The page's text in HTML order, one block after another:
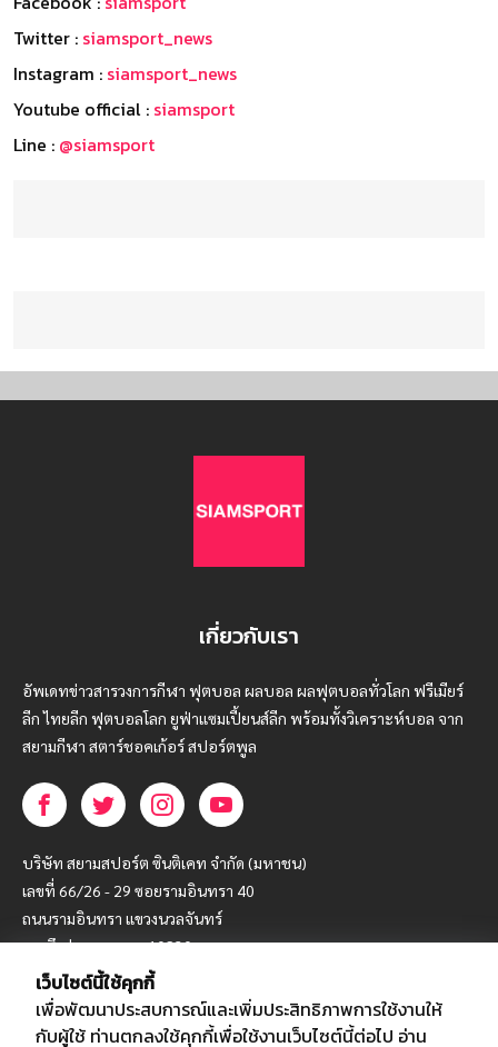
Twitter : siamsport_news
Instagram : siamsport_news
Youtube official : siamsport
Line : @siamsport
เกี่ยวกับเรา
อัพเดทข่าวสารวงการกีฬา ฟุตบอล ผลบอล ผลฟุตบอลทั่วโลก ฟรีเมียร์
ลีก ไทยลีก ฟุตบอลโลก ยูฟ่าแซมเปี้ยนส์ลีก พร้อมทั้งวิเคราะห์บอล จาก
สยามกีฬา สตาร์ชอคเก้อร์ สปอร์ตพูล
บริษัท สยามสปอร์ต ซินติเคท จำกัด (มหาชน)
เลขที่ 66/26 - 29 ซอยรามอินทรา 40
ถนนรามอินทรา แขวงนวลจันทร์
เขตบึงกุ่ม กรุงเทพฯ 10230
โทร : 02-5088-000
อีเมล์ : webmaster@siamsport.co.th
เว็บไซต์นี้ใช้คุกกี้
เพื่อพัฒนาประสบการณ์และเพิ่มประสิทธิภาพการใช้งานให้
กับผู้ใช้ ท่านตกลงใช้คุกกี้เพื่อใช้งานเว็บไซต์นี้ต่อไป อ่าน